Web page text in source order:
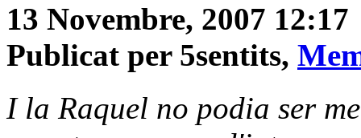
13 Novembre, 2007 12:17
Publicat per 5sentits,
I la Raquel no podia ser